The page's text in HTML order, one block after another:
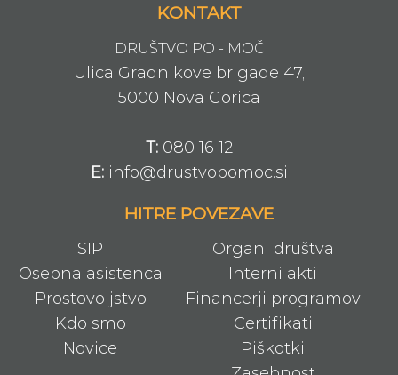
KONTAKT
DRUŠTVO PO - MOČ
Ulica Gradnikove brigade 47,
5000 Nova Gorica
T: 080 16 12
E: info@drustvopomoc.si
HITRE POVEZAVE
SIP
Osebna asistenca
Prostovoljstvo
Kdo smo
Novice
Organi društva
Interni akti
Financerji programov
Certifikati
Piškotki